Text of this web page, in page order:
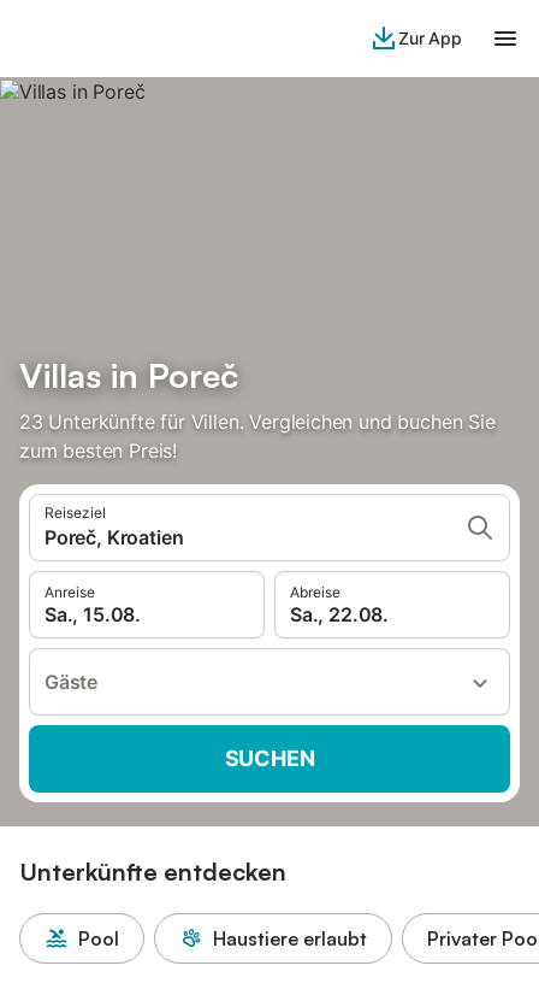
Zur App
Villas in Poreč
23 Unterkünfte für Villen. Vergleichen und buchen Sie
zum besten Preis!
Reiseziel
Poreč, Kroatien
Anreise
Sa., 15.08.
Abreise
Sa., 22.08.
Gäste
SUCHEN
Unterkünfte entdecken
Pool Haustiere erlaubt Privater